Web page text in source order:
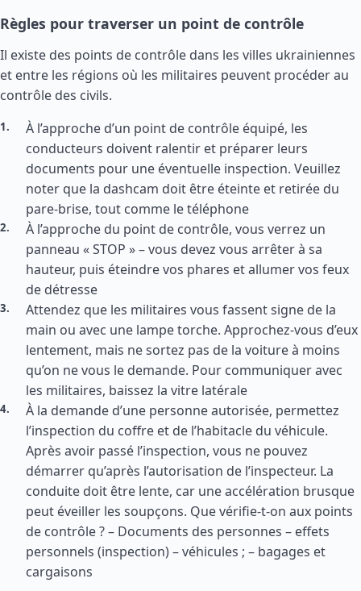
Règles pour traverser un point de contrôle
Il existe des points de contrôle dans les villes ukrainiennes
et entre les régions où les militaires peuvent procéder au
contrôle des civils.
À l’approche d’un point de contrôle équipé, les
conducteurs doivent ralentir et préparer leurs
documents pour une éventuelle inspection. Veuillez
noter que la dashcam doit être éteinte et retirée du
pare-brise, tout comme le téléphone
À l’approche du point de contrôle, vous verrez un
panneau « STOP » – vous devez vous arrêter à sa
hauteur, puis éteindre vos phares et allumer vos feux
de détresse
Attendez que les militaires vous fassent signe de la
main ou avec une lampe torche. Approchez-vous d’eux
lentement, mais ne sortez pas de la voiture à moins
qu’on ne vous le demande. Pour communiquer avec
les militaires, baissez la vitre latérale
À la demande d’une personne autorisée, permettez
l’inspection du coffre et de l’habitacle du véhicule.
Après avoir passé l’inspection, vous ne pouvez
démarrer qu’après l’autorisation de l’inspecteur. La
conduite doit être lente, car une accélération brusque
peut éveiller les soupçons. Que vérifie-t-on aux points
de contrôle ? – Documents des personnes – effets
personnels (inspection) – véhicules ; – bagages et
cargaisons